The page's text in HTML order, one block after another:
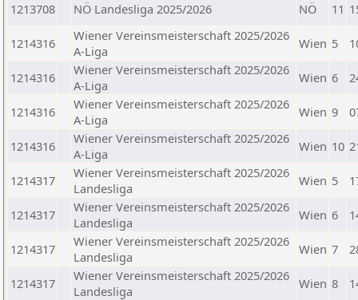
1213708 NÖ Landesliga 2025/2026 NÖ 11
1214316
Wiener Vereinsmeisterschaft 2025/2026
A-Liga
Wien 5
1214316
Wiener Vereinsmeisterschaft 2025/2026
A-Liga
Wien 6
1214316
Wiener Vereinsmeisterschaft 2025/2026
A-Liga
Wien 9
1214316
Wiener Vereinsmeisterschaft 2025/2026
A-Liga
Wien 10
1214317
Wiener Vereinsmeisterschaft 2025/2026
Landesliga
Wien 5
1214317
Wiener Vereinsmeisterschaft 2025/2026
Landesliga
Wien 6
1214317
Wiener Vereinsmeisterschaft 2025/2026
Landesliga
Wien 7
1214317
Wiener Vereinsmeisterschaft 2025/2026
Landesliga
Wien 8